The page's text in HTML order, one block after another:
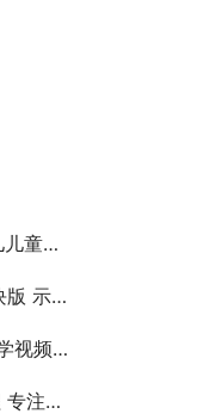
训练
频课程
课程
集中